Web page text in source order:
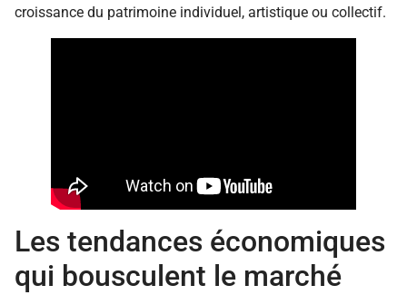
croissance du patrimoine individuel, artistique ou collectif.
Les tendances économiques
qui bousculent le marché